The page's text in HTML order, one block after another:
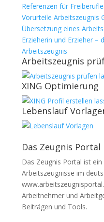
Referenzen für
Vorurteile Arbeitszeugnis
Übersetzung eines
Erzieherin und Erzieher –
Arbeitszeugnis
Arbeitszeugnis
XING Optimierung
Lebenslauf
Das Zeugnis Portal
Das Zeugnis Portal ist
Arbeitszeugnisse im
Arbeitnehmer und
Beiträgen und Tools.